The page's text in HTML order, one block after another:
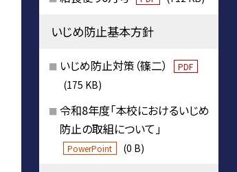
いじめ防止基本方針
いじめ防止対策（篠二） PDF
(175 KB)
令和8年度「本校におけるいじめ
防止の取組について」
PowerPoint (0 B)